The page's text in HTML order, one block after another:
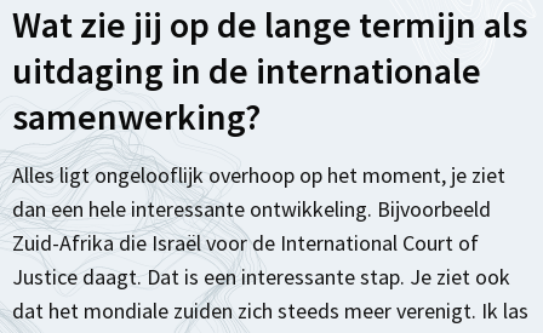
Wat zie jij op de lange termijn als
uitdaging in de internationale
samenwerking?
Alles ligt ongelooflijk overhoop op het moment, je ziet
dan een hele interessante ontwikkeling. Bijvoorbeeld
Zuid-Afrika die Israël voor de International Court of
Justice daagt. Dat is een interessante stap. Je ziet ook
dat het mondiale zuiden zich steeds meer verenigt. Ik las